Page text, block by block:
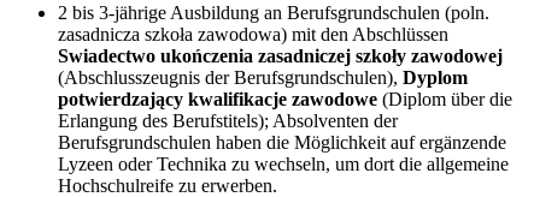
2 bis 3-jährige Ausbildung an Berufsgrundschulen (poln.
zasadnicza szkoła zawodowa) mit den Abschlüssen
Swiadectwo ukończenia zasadniczej szkoły zawodowej
(Abschlusszeugnis der Berufsgrundschulen), Dyplom
potwierdzający kwalifikacje zawodowe (Diplom über die
Erlangung des Berufstitels); Absolventen der
Berufsgrundschulen haben die Möglichkeit auf ergänzende
Lyzeen oder Technika zu wechseln, um dort die allgemeine
Hochschulreife zu erwerben.